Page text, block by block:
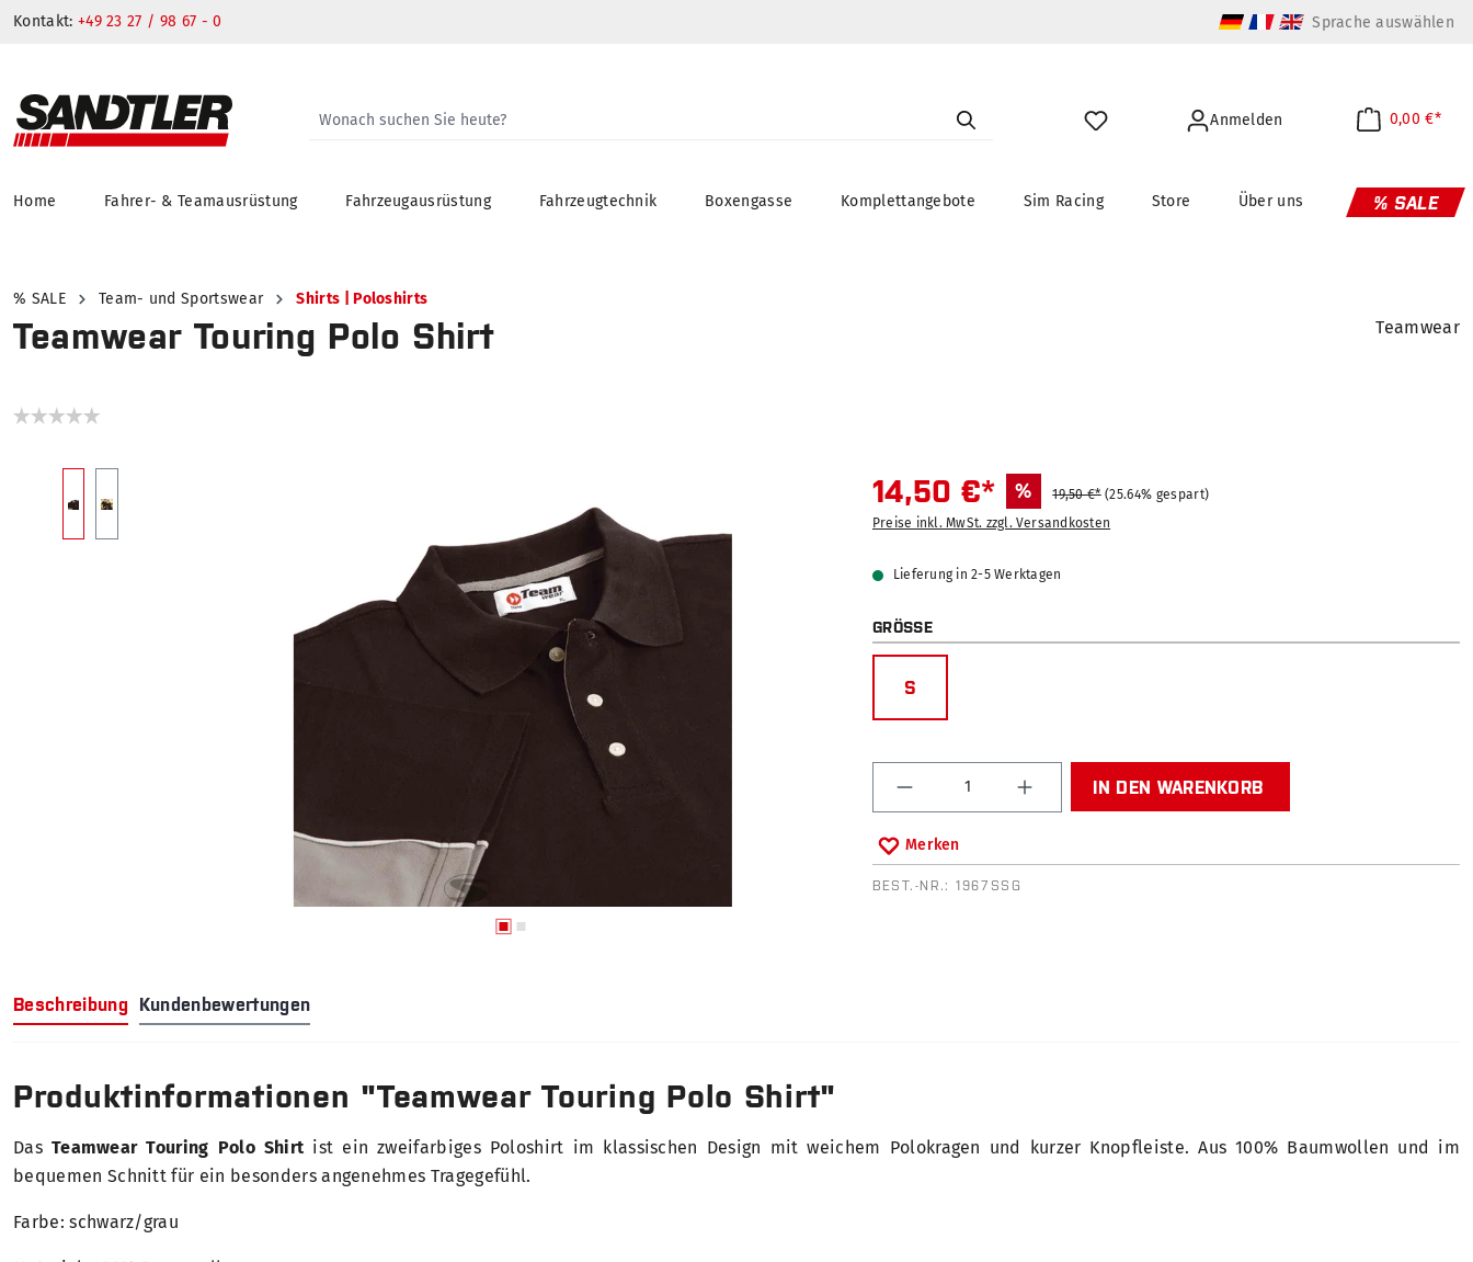
Kontakt: +49 23 27 / 98 67 - 0 Sprache auswählen
Anmelden 0,00 €*
Home Fahrer- & Teamausrüstung Fahrzeugausrüstung Fahrzeugtechnik Boxengasse Komplettangebote Sim Racing Store Über uns % SALE
% SALE Team- und Sportswear Shirts | Poloshirts
Teamwear Touring Polo Shirt Teamwear
14,50 €* % 19,50 €* (25.64% gespart)
Preise inkl. MwSt. zzgl. Versandkosten
Lieferung in 2-5 Werktagen
GRÖSSE AUSWÄHLEN
S
Produkt Anzahl: Gib den gewünschten Wert ein
IN DEN WARENKORB
Merken
BEST.-NR.:1967SSG
Beschreibung Kundenbewertungen
Produktinformationen "Teamwear Touring Polo Shirt"
Das Teamwear Touring Polo Shirt ist ein zweifarbiges Poloshirt im klassischen Design mit weichem Polokragen und kurzer Knopfleiste. Aus 100% Baumwollen und im
bequemen Schnitt für ein besonders angenehmes Tragegefühl.
Farbe: schwarz/grau